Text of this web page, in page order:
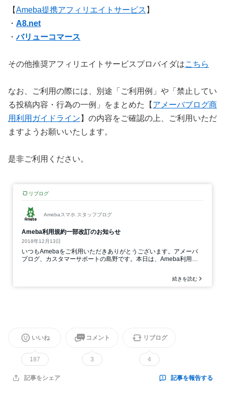
【Ameba提携アフィリエイトサービス 】
・ A8.net
・バリューコマース
その他推奨アフィリエイトサービスプロバイダはこちら
なお、ご利用の際には、別途「ご利用例」や「禁止してい
る投稿内容・行為の一例」をまとめた【 アメーバブログ商
用利用ガイドライン 】の内容をご確認の上、ご利用いただ
ますようお願いいたします。
是非ご利用ください。
いいね
187
コメント
3
リブログ
4
記事をシェア 記事を報告する